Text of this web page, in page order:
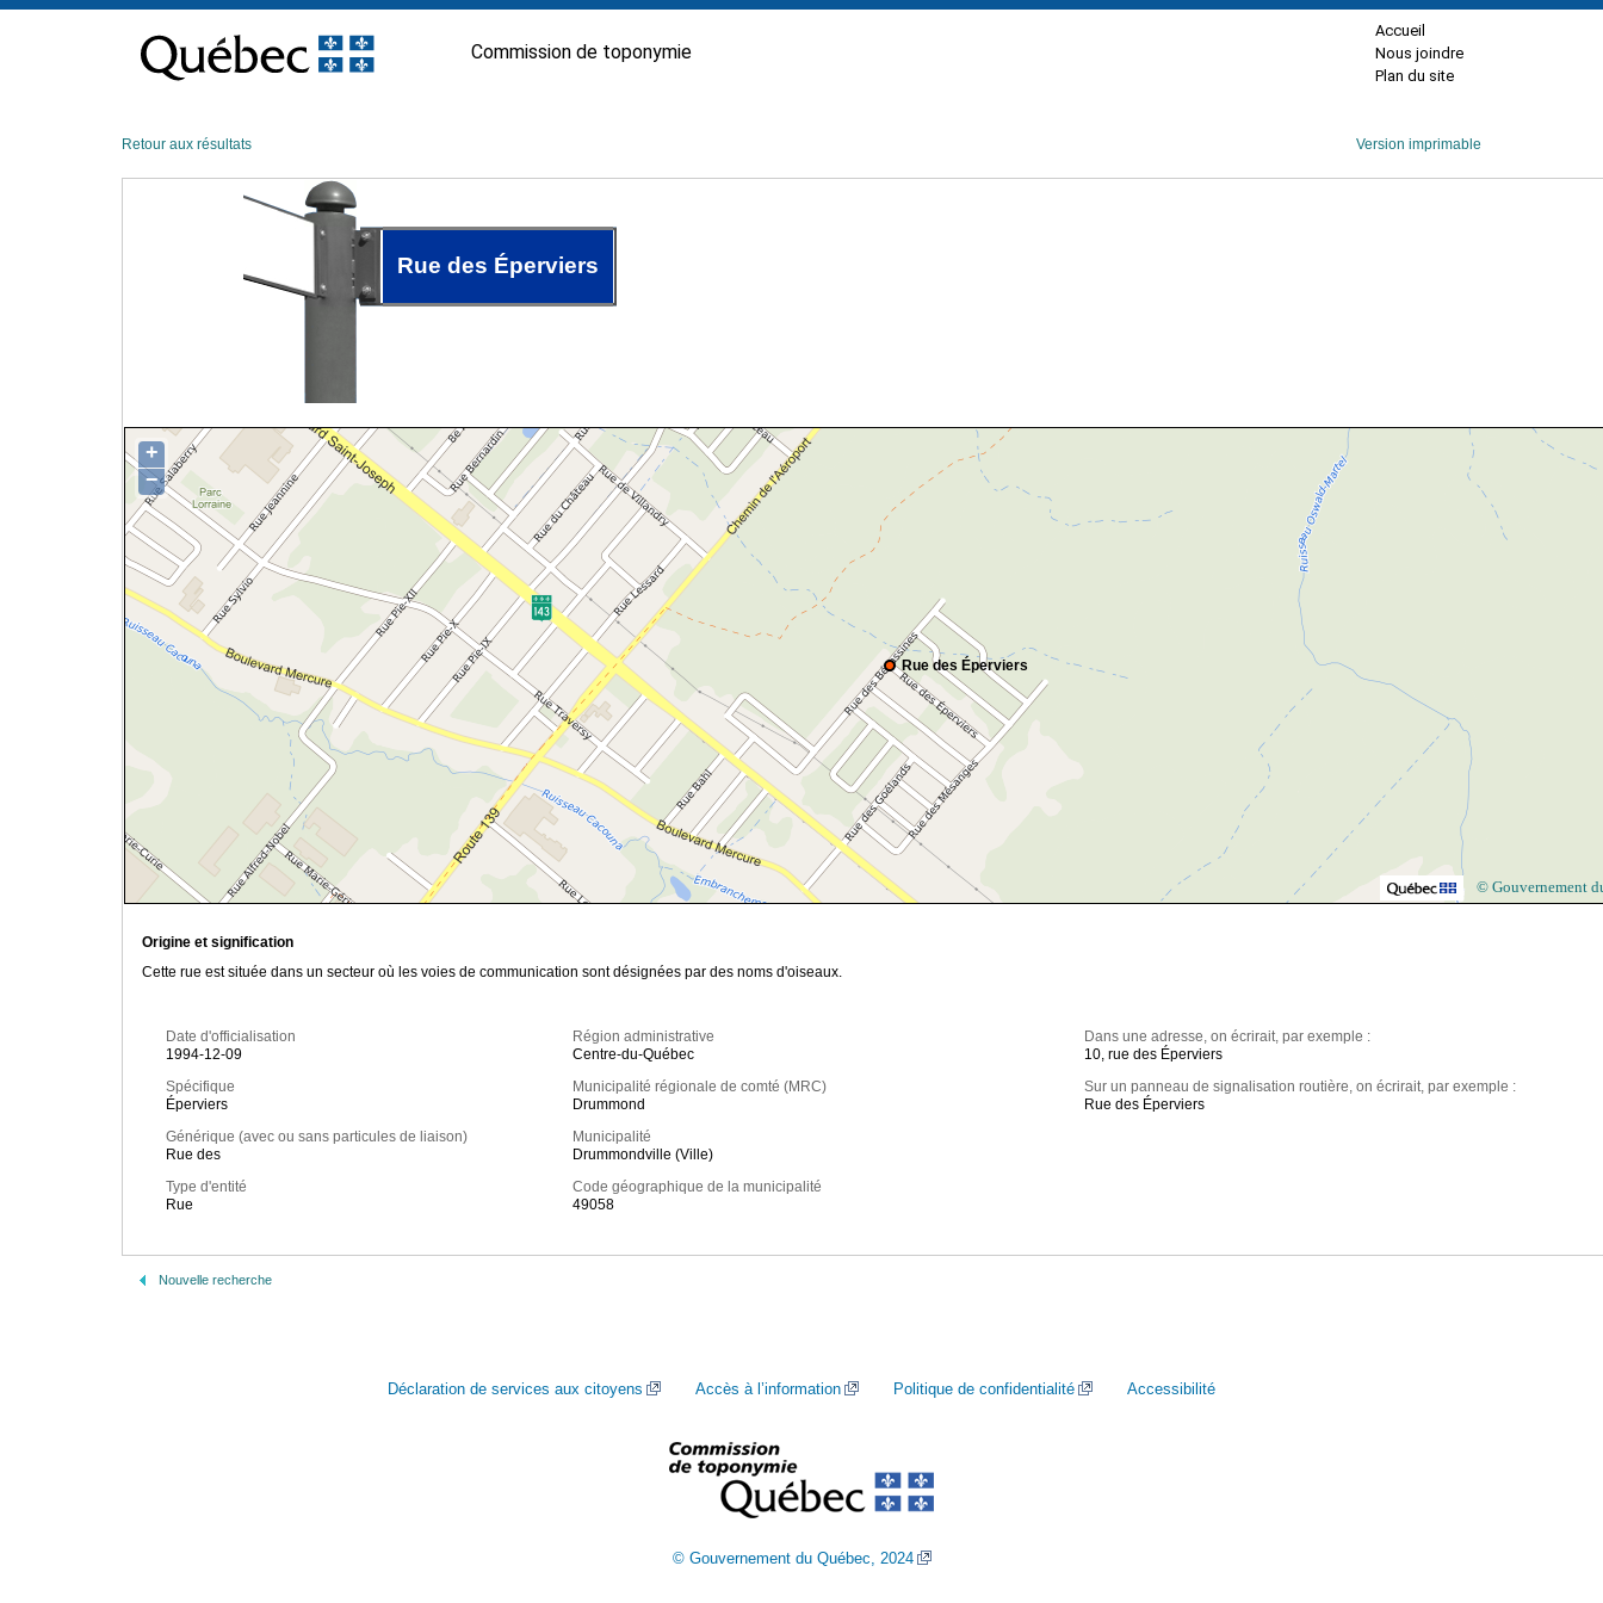
contenu
Commission de toponymie
Accueil
Nous joindre
Plan du site
Retour aux résultats Version imprimable
Rue des Éperviers
Rue des Éperviers
+
−
© Gouvernement
Origine et signification
Cette rue est située dans un secteur où les voies de communication sont désignées par des noms d'oiseaux.
Date d'officialisation
1994-12-09
Spécifique
Éperviers
Générique (avec ou sans particules de liaison)
Rue des
Type d'entité
Rue
Région administrative
Centre-du-Québec
Municipalité régionale de comté (MRC)
Drummond
Municipalité
Drummondville (Ville)
Code géographique de la municipalité
49058
Dans une adresse, on écrirait, par exemple :
10, rue des Éperviers
Sur un panneau de signalisation routière, on écrirait, par exemple :
Rue des Éperviers
Nouvelle recherche
Déclaration de services aux citoyens Accès à l’information Politique de confidentialité Accessibilité
© Gouvernement du Québec, 2024